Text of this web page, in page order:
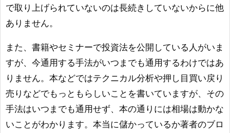
で取り上げられていないのは長続きしていないからに他
ありません。
また、書籍やセミナーで投資法を公開している人がいま
すが、今通用する手法がいつまでも通用するわけではあ
りません。本などではテクニカル分析や押し目買い戻り
売りなどでもっともらしいことを書いていますが、その
手法はいつまでも通用せず、本の通りには相場は動かな
いことがわかります。本当に儲かっているか著者のブロ